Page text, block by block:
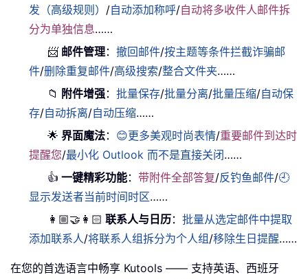
发（高级规则） /自动添加称呼/自动将多收件人邮件拆
分为单独信息……
📨 邮件管理：撤回邮件/按主题等条件拦截诈骗邮
件/删除重复邮件/高级搜索/整合文件夹……
📁 附件增强：批量保存/批量分离/批量压缩/自动保
存/自动拆离/自动压缩……
🌟 界面魔法： 😊更多美观时尚表情/重要邮件到达时
提醒您/最小化 Outlook 而不是直接关闭……
👍 一键精彩功能：带附件全部答复/反钓鱼邮件/🕘
显示发送者当前时间时区……
👩🏼‍🤝‍👩🏻 联系人与日历：批量从选定邮件中提取
添加联系人/将联系人组拆分为个人组 /移除生日提醒……
在您的首选语言中畅享 Kutools —— 支持英语、西班牙